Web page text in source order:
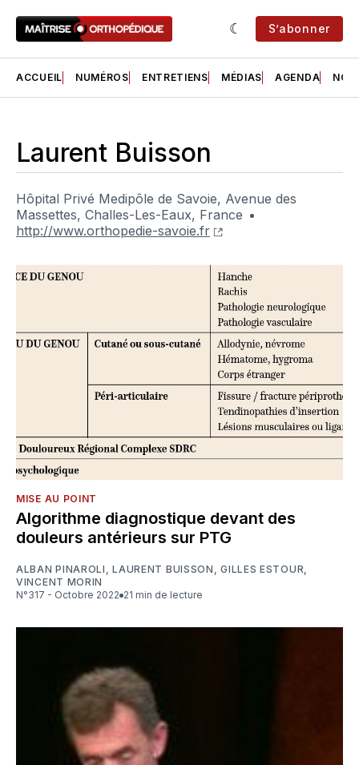
S’abonner
ACCUEIL NUMÉROS ENTRETIENS MÉDIAS AGENDA NOS
Laurent Buisson
Hôpital Privé Medipôle de Savoie, Avenue des
Massettes, Challes-Les-Eaux, France
http://www.orthopedie-savoie.fr
MISE AU POINT
Algorithme diagnostique devant des
douleurs antérieurs sur PTG
ALBAN PINAROLI ,LAURENT BUISSON ,GILLES ESTOUR,
VINCENT MORIN
N°317 - Octobre 2022
21 min de lecture